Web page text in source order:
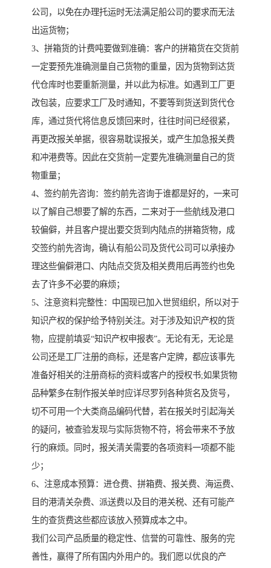
公司，以免在办理托运时无法满足船公司的要求而无法
出运货物；
3、拼箱货的计费吨要做到准确：客户的拼箱货在交货前
一定要预先准确测量自己货物的重量，因为货物到达货
代仓库时也要重新测量，并以此为标准。如遇到工厂更
改包装，应要求工厂及时通知，不要等到货送到货代仓
库，通过货代将信息反馈回来时，往往时间已经很紧，
再更改报关单据，很容易耽误报关，或产生加急报关费
和冲港费等。因此在交货前一定要先准确测量自己的货
物重量；
4、签约前先咨询：签约前先咨询于谁都是好的，一来可
以了解自己想要了解的东西，二来对于一些航线及港口
较偏僻，并且客户提出要交货到内陆点的拼箱货物，成
交签约前先咨询，确认有船公司及货代公司可以承接办
理这些偏僻港口、内陆点交货及相关费用后再签约也免
去了许多不必要的麻烦；
5、注意资料完整性：中国现已加入世贸组织，所以对于
知识产权的保护给予特别关注。对于涉及知识产权的货
物，应提前填妥“知识产权申报表”。无论有无，无论是
公司还是工厂注册的商标，还是客户定牌，都应该事先
准备好相关的注册商标的资料或客户的授权书;如果货物
品种繁多在制作报关单时应详尽罗列各种货名及货号，
切不可用一个大类商品编码代替，若在报关时引起海关
的疑问，被查验发现与实际货物不符，将会带来不予放
行的麻烦。同时，报关清关需要的各项资料一项都不能
少；
6、注意成本预算：进仓费、拼箱费、报关费、海运费、
目的港清关杂费、派送费以及目的港关税、还有可能产
生的查货费这些都应该放入预算成本之中。
我们公司产品质量的稳定性、信誉的可靠性、服务的完
善性，赢得了所有国内外用户的。我们愿以优良的产